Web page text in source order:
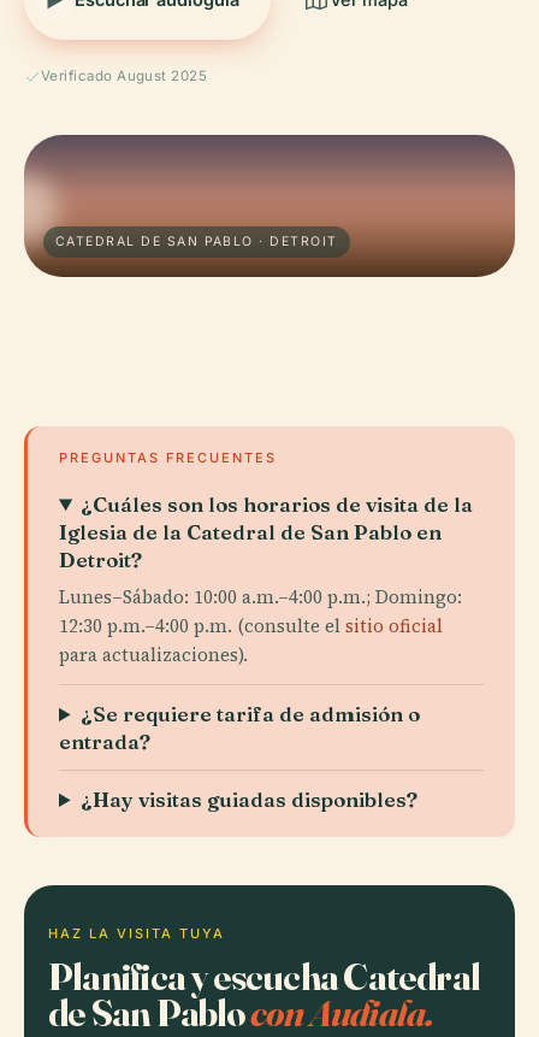
Verificado August 2025
CATEDRAL DE SAN PABLO · DETROIT
PREGUNTAS FRECUENTES
¿Cuáles son los horarios de visita de la
Iglesia de la Catedral de San Pablo en
Detroit?
Lunes–Sábado: 10:00 a.m.–4:00 p.m.; Domingo:
12:30 p.m.–4:00 p.m. (consulte elsitio oficial
para actualizaciones).
¿Se requiere tarifa de admisión o
entrada?
¿Hay visitas guiadas disponibles?
HAZ LA VISITA TUYA
Planifica y escucha Catedral
de San Pablocon Audiala.